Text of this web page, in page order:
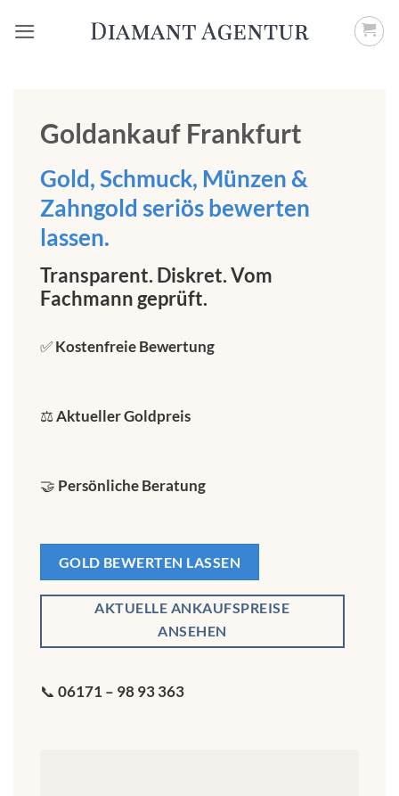
Inhalt
Goldankauf Frankfurt
Gold, Schmuck, Münzen &
Zahngold seriös bewerten
lassen.
Transparent. Diskret. Vom
Fachmann geprüft.
✅Kostenfreie Bewertung
⚖️Aktueller Goldpreis
🤝 Persönliche Beratung
GOLD BEWERTEN LASSEN
AKTUELLE ANKAUFSPREISE
ANSEHEN
📞 06171 – 98 93 363